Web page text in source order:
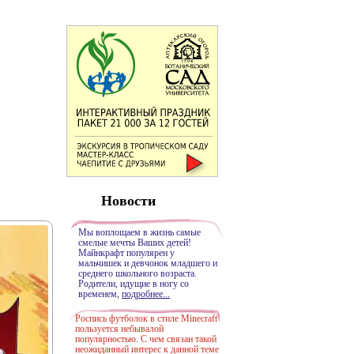
Новости
Мы воплощаем в жизнь самые
смелые мечты Ваших детей!
Майнкрафт популярен у
мальчишек и девчонок младшего и
среднего школьного возраста.
Родители, идущие в ногу со
временем, подробнее...
Роспись футболок в стиле Minecraft
пользуется небывалой
популярностью. С чем связан такой
неожиданный интерес к данной теме